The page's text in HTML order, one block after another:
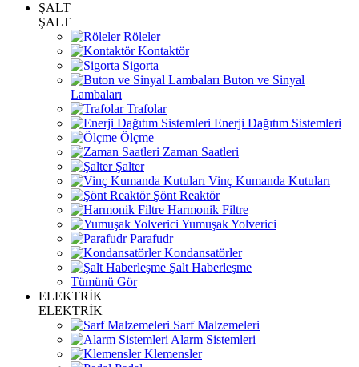
ŞALT
ŞALT
Röleler
Kontaktör
Sigorta
Buton ve Sinyal
Lambaları
Trafolar
Enerji Dağıtım Sistemleri
Ölçme
Zaman Saatleri
Şalter
Vinç Kumanda Kutuları
Şönt Reaktör
Harmonik Filtre
Yumuşak Yolverici
Parafudr
Kondansatörler
Şalt Haberleşme
Tümünü Gör
ELEKTRİK
ELEKTRİK
Sarf Malzemeleri
Alarm Sistemleri
Klemensler